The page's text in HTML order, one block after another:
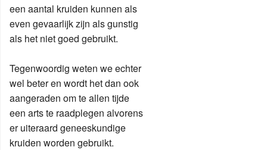
een aantal kruiden kunnen als
even gevaarlijk zijn als gunstig
als het niet goed gebruikt.
Tegenwoordig weten we echter
wel beter en wordt het dan ook
aangeraden om te allen tijde
een arts te raadplegen alvorens
er uiteraard geneeskundige
kruiden worden gebruikt.